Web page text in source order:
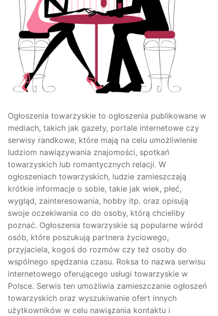
Ogłoszenia towarzyskie to ogłoszenia publikowane w
mediach, takich jak gazety, portale internetowe czy
serwisy randkowe, które mają na celu umożliwienie
ludziom nawiązywania znajomości, spotkań
towarzyskich lub romantycznych relacji. W
ogłoszeniach towarzyskich, ludzie zamieszczają
krótkie informacje o sobie, takie jak wiek, płeć,
wygląd, zainteresowania, hobby itp. oraz opisują
swoje oczekiwania co do osoby, którą chcieliby
poznać. Ogłoszenia towarzyskie są popularne wśród
osób, które poszukują partnera życiowego,
przyjaciela, kogoś do rozmów czy też osoby do
wspólnego spędzania czasu. Roksa to nazwa serwisu
internetowego oferującego usługi towarzyskie w
Polsce. Serwis ten umożliwia zamieszczanie ogłoszeń
towarzyskich oraz wyszukiwanie ofert innych
użytkowników w celu nawiązania kontaktu i